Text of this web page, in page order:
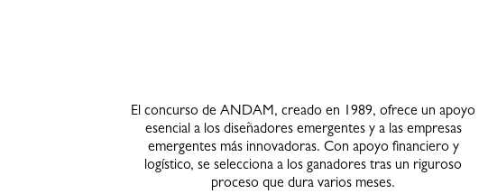
El concurso de ANDAM, creado en 1989, ofrece un apoyo
esencial a los diseñadores emergentes y a las empresas
emergentes más innovadoras. Con apoyo financiero y
logístico, se selecciona a los ganadores tras un riguroso
proceso que dura varios meses.